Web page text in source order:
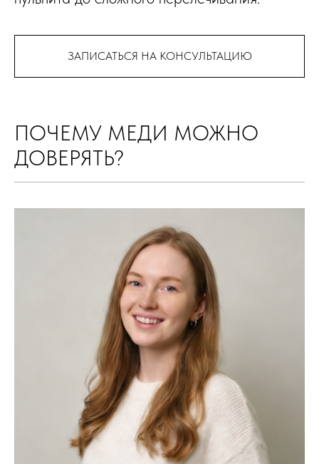
ЗАПИСАТЬСЯ НА КОНСУЛЬТАЦИЮ
ПОЧЕМУ МЕДИ МОЖНО
ДОВЕРЯТЬ?